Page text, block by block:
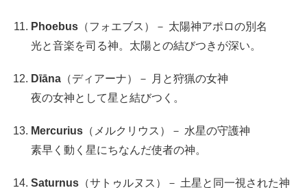
Phoebus （フォエブス）－ 太陽神アポロの別名
光と音楽を司る神。太陽との結びつきが深い。
Dīāna （ディアーナ）－ 月と狩猟の女神
夜の女神として星と結びつく。
Mercurius （メルクリウス）－ 水星の守護神
素早く動く星にちなんだ使者の神。
Saturnus （サトゥルヌス）－ 土星と同一視された神